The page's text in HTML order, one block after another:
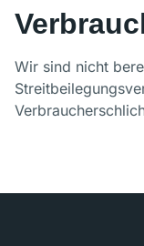
Wir sind nicht